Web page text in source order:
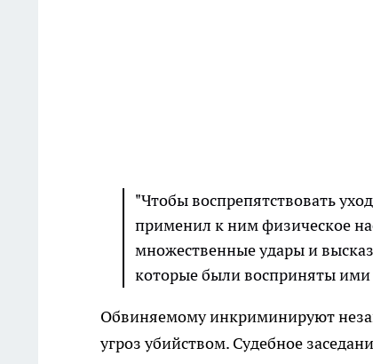
"Чтобы воспрепятствовать
применил к ним физическое
множественные удары и
которые были восприняты ими
Обвиняемому инкриминируют
угроз убийством. Судебное